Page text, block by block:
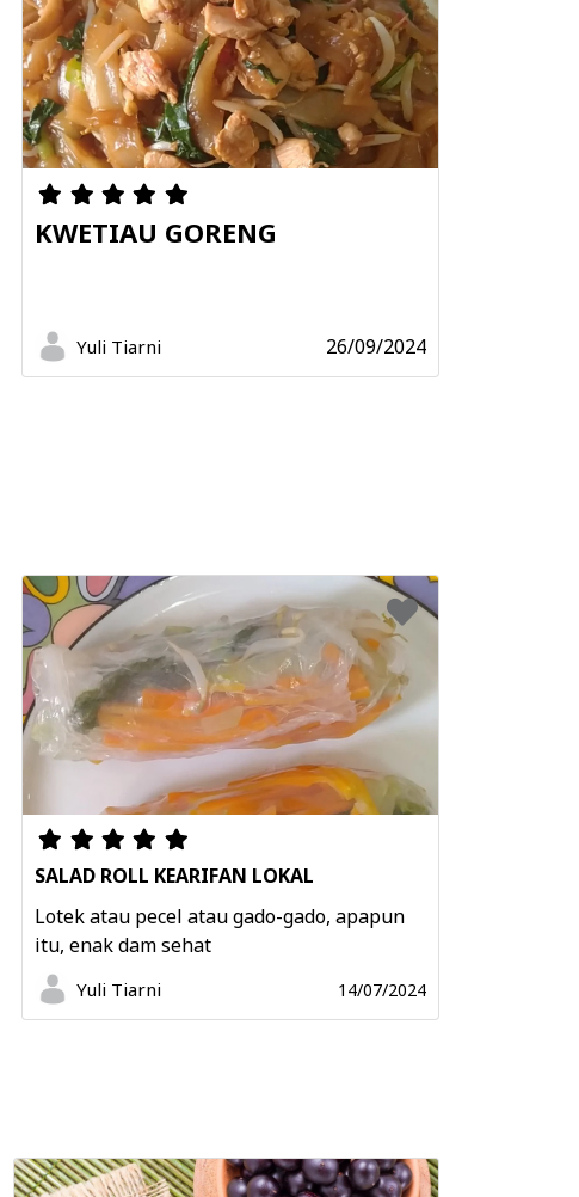
KWETIAU GORENG
Yuli Tiarni 26/09/2024
SALAD ROLL KEARIFAN LOKAL
Lotek atau pecel atau gado-gado, apapun
itu, enak dam sehat
Yuli Tiarni 14/07/2024